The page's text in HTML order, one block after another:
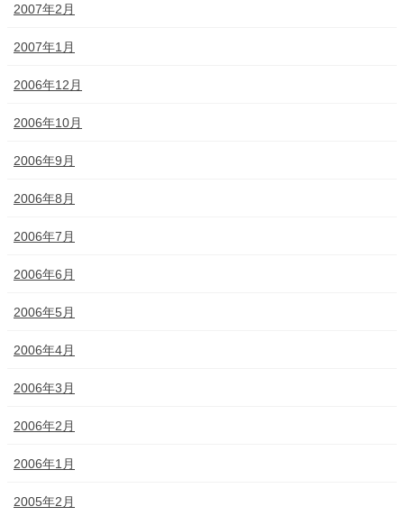
2007年2月
2007年1月
2006年12月
2006年10月
2006年9月
2006年8月
2006年7月
2006年6月
2006年5月
2006年4月
2006年3月
2006年2月
2006年1月
2005年2月